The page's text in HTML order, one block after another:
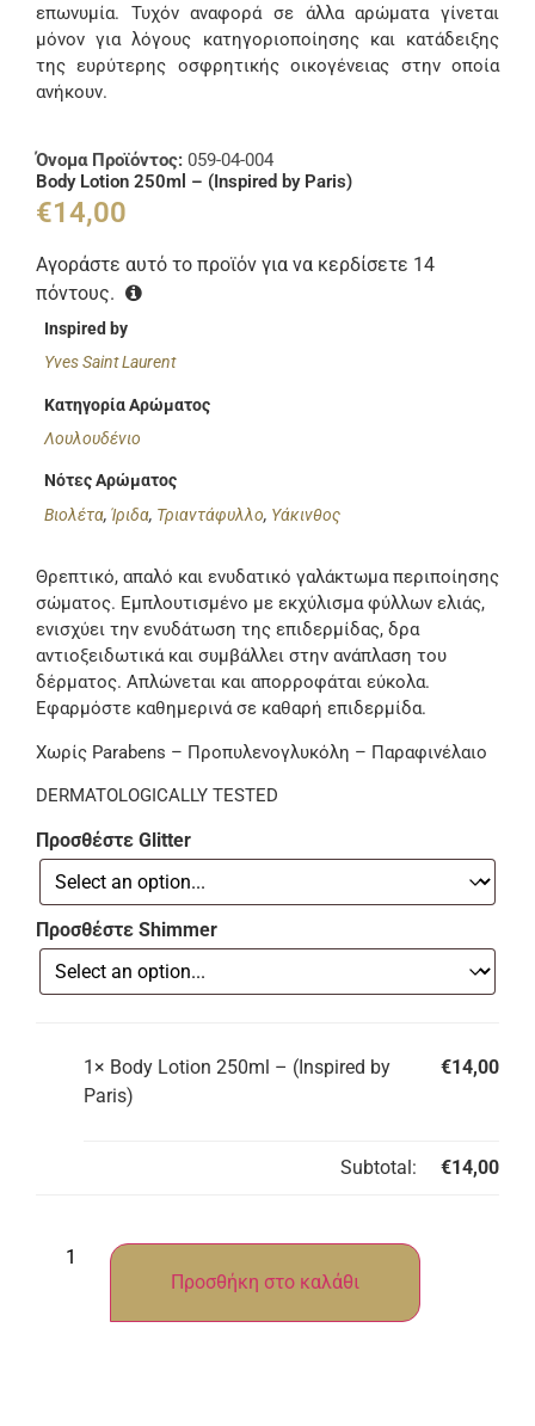
επωνυμία. Τυχόν αναφορά σε άλλα αρώματα γίνεται
μόνον για λόγους κατηγοριοποίησης και κατάδειξης
της ευρύτερης οσφρητικής οικογένειας στην οποία
ανήκουν.
Όνομα Προϊόντος: 059-04-004
Body Lotion 250ml – (Inspired by Paris)
€14,00
Αγοράστε αυτό το προϊόν για να κερδίσετε 14
πόντους.
Inspired by
Yves Saint Laurent
Κατηγορία Αρώματος
Λουλουδένιο
Νότες Αρώματος
Βιολέτα,Ίριδα, Τριαντάφυλλο, Υάκινθος
Θρεπτικό, απαλό και ενυδατικό γαλάκτωμα περιποίησης
σώματος. Εμπλουτισμένο με εκχύλισμα φύλλων ελιάς,
ενισχύει την ενυδάτωση της επιδερμίδας, δρα
αντιοξειδωτικά και συμβάλλει στην ανάπλαση του
δέρματος. Απλώνεται και απορροφάται εύκολα.
Εφαρμόστε καθημερινά σε καθαρή επιδερμίδα.
Χωρίς Parabens – Προπυλενογλυκόλη – Παραφινέλαιο
DERMATOLOGICALLY TESTED
Προσθέστε Glitter
Προσθέστε Shimmer
1× Body Lotion 250ml – (Inspired by
Paris)
€14,00
Subtotal: €14,00
Προσθήκη στο καλάθι